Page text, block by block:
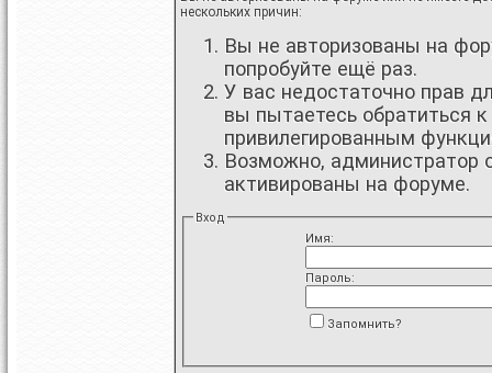
нескольких причин:
Вы не авторизованы на
попробуйте ещё раз.
У вас недостаточно прав
вы пытаетесь обратиться
привилегированным
Возможно, администратор
активированы на форуме.
Вход
Имя:
Пароль:
Запомнить?